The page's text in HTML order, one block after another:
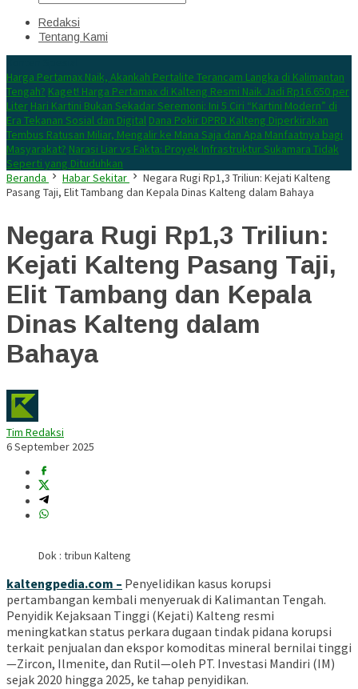
Redaksi
Tentang Kami
Harga Pertamax Naik, Akankah Pertalite Terancam Langka di Kalimantan
Tengah? Kaget! Harga Pertamax di Kalteng Resmi Naik Jadi Rp16.650 per
Liter Hari Kartini Bukan Sekadar Seremoni: Ini 5 Ciri “Kartini Modern” di
Era Tekanan Sosial dan Digital Dana Pokir DPRD Kalteng Diperkirakan
Tembus Ratusan Miliar, Mengalir ke Mana Saja dan Apa Manfaatnya bagi
Masyarakat? Narasi Liar vs Fakta: Proyek Infrastruktur Sukamara Tidak
Seperti yang Dituduhkan
Beranda
Habar Sekitar
Negara Rugi Rp1,3 Triliun: Kejati Kalteng
Pasang Taji, Elit Tambang dan Kepala Dinas Kalteng dalam Bahaya
Negara Rugi Rp1,3 Triliun:
Kejati Kalteng Pasang Taji,
Elit Tambang dan Kepala
Dinas Kalteng dalam
Bahaya
Tim Redaksi
6 September 2025
Dok : tribun Kalteng
kaltengpedia.com – Penyelidikan kasus korupsi
pertambangan kembali menyeruak di Kalimantan Tengah.
Penyidik Kejaksaan Tinggi (Kejati) Kalteng resmi
meningkatkan status perkara dugaan tindak pidana korupsi
terkait penjualan dan ekspor komoditas mineral bernilai tinggi
—Zircon, Ilmenite, dan Rutil—oleh PT. Investasi Mandiri (IM)
sejak 2020 hingga 2025, ke tahap penyidikan.